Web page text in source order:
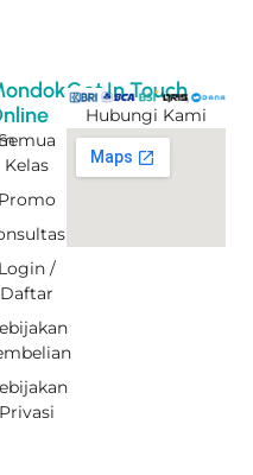
Kelas
Promo
Login /
Daftar
Privasi
Get In Touch
Hubungi Kami